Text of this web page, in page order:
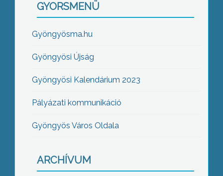
GYORSMENÜ
Gyöngyösma.hu
Gyöngyösi Újság
Gyöngyösi Kalendárium 2023
Pályázati kommunikáció
Gyöngyös Város Oldala
ARCHÍVUM